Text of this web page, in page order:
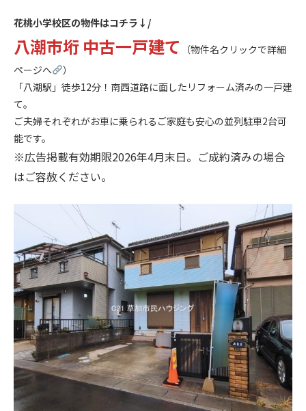
花桃小学校区の物件はコチラ↓/
八潮市垳 中古一戸建て
（物件名クリックで詳細
ページへ
）
「八潮駅」徒歩12分！南西道路に面したリフォーム済みの一戸建
て。
ご夫婦それぞれがお車に乗られるご家庭も安心の並列駐車2台可
能です。
※広告掲載有効期限2026年4月末日。ご成約済みの場合
はご容赦ください。